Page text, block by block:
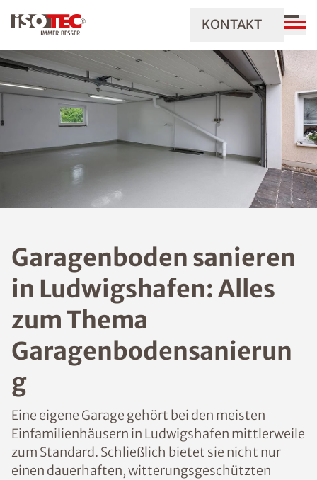
KONTAKT
Garagenboden sanieren
in Ludwigshafen: Alles
zum Thema
Garagenbodensanierun
g
Eine eigene Garage gehört bei den meisten
Einfamilienhäusern in Ludwigshafen mittlerweile
zum Standard. Schließlich bietet sie nicht nur
einen dauerhaften, witterungsgeschützten